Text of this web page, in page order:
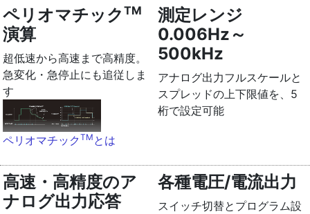
ペリオマチックTM
演算
超低速から高速まで高精度。
急変化・急停止にも追従しま
す
ペリオマチック TM とは
測定レンジ
0.006Hz～
500kHz
アナログ出力フルスケールと
スプレッドの上下限値を、5
桁で設定可能
高速・高精度のア
ナログ出力応答
各種電圧/電流出力
スイッチ切替とプログラム設